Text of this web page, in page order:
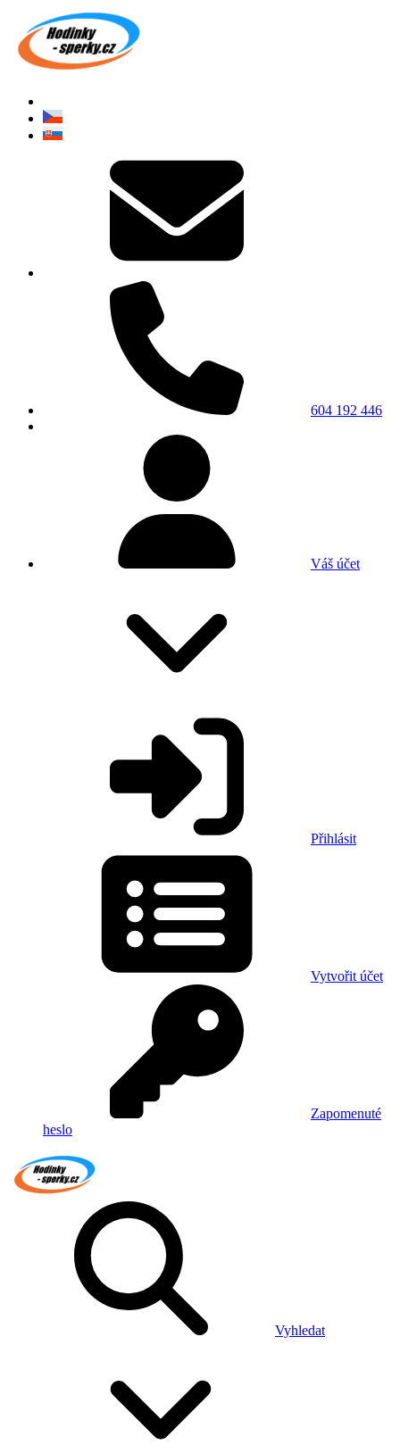
604 192 446
Váš účet
Přihlásit
Vytvořit účet
Zapomenuté
heslo
Vyhledat